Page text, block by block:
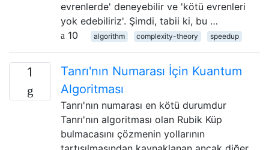
evrenlerde' deneyebilir ve 'kötü evrenleri
yok edebiliriz'. Şimdi, tabii ki, bu …
10
algorithm complexity-theory speedup
1
Tanrı'nın Numarası İçin Kuantum
Algoritması
Tanrı'nın numarası en kötü durumdur
Tanrı'nın algoritması olan Rubik Küp
bulmacasını çözmenin yollarının